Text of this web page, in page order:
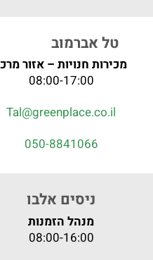
טל אברמוב
מכירות חנויות – אזור
08:00-17:00
Tal@greenplace.co.il
050-8841066
ניסים אלבו
מנהל הזמנות
08:00-16:00